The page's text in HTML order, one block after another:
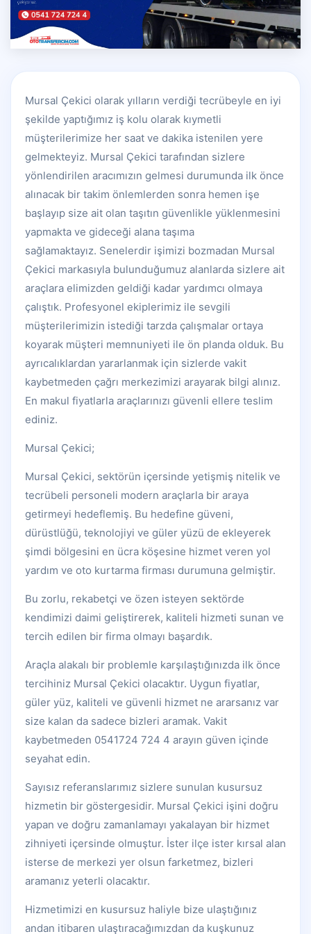
Mursal Çekici olarak yılların verdiği tecrübeyle en iyi
şekilde yaptığımız iş kolu olarak kıymetli
müşterilerimize her saat ve dakika istenilen yere
gelmekteyiz. Mursal Çekici tarafından sizlere
yönlendirilen aracımızın gelmesi durumunda ilk önce
alınacak bir takim önlemlerden sonra hemen işe
başlayıp size ait olan taşıtın güvenlikle yüklenmesini
yapmakta ve gideceği alana taşıma
sağlamaktayız. Senelerdir işimizi bozmadan Mursal
Çekici markasıyla bulunduğumuz alanlarda sizlere ait
araçlara elimizden geldiği kadar yardımcı olmaya
çalıştık. Profesyonel ekiplerimiz ile sevgili
müşterilerimizin istediği tarzda çalışmalar ortaya
koyarak müşteri memnuniyeti ile ön planda olduk. Bu
ayrıcalıklardan yararlanmak için sizlerde vakit
kaybetmeden çağrı merkezimizi arayarak bilgi alınız.
En makul fiyatlarla araçlarınızı güvenli ellere teslim
ediniz.
Mursal Çekici;
Mursal Çekici, sektörün içersinde yetişmiş nitelik ve
tecrübeli personeli modern araçlarla bir araya
getirmeyi hedeflemiş. Bu hedefine güveni,
dürüstlüğü, teknolojiyi ve güler yüzü de ekleyerek
şimdi bölgesini en ücra köşesine hizmet veren yol
yardım ve oto kurtarma firması durumuna gelmiştir.
Bu zorlu, rekabetçi ve özen isteyen sektörde
kendimizi daimi geliştirerek, kaliteli hizmeti sunan ve
tercih edilen bir firma olmayı başardık.
Araçla alakalı bir problemle karşılaştığınızda ilk önce
tercihiniz Mursal Çekici olacaktır. Uygun fiyatlar,
güler yüz, kaliteli ve güvenli hizmet ne ararsanız var
size kalan da sadece bizleri aramak. Vakit
kaybetmeden 0541724 724 4 arayın güven içinde
seyahat edin.
Sayısız referanslarımız sizlere sunulan kusursuz
hizmetin bir göstergesidir. Mursal Çekici işini doğru
yapan ve doğru zamanlamayı yakalayan bir hizmet
zihniyeti içersinde olmuştur. İster ilçe ister kırsal alan
isterse de merkezi yer olsun farketmez, bizleri
aramanız yeterli olacaktır.
Hizmetimizi en kusursuz haliyle bize ulaştığınız
andan itibaren ulaştıracağımızdan da kuşkunuz